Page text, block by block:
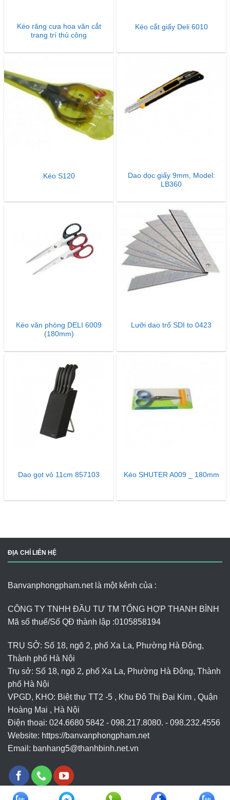
Kéo răng cưa hoa văn cắt
trang trí thủ công
Kéo cắt giấy Deli 6010
Kéo S120
Dao dọc giấy 9mm, Model:
LB360
Kéo văn phòng DELI 6009
(180mm)
Lưỡi dao trổ SDI to 0423
Dao gọt vỏ 11cm 857103 Kéo SHUTER A009 _ 180mm
ĐỊA CHỈ LIÊN HỆ
Banvanphongpham.net là một kênh của :
CÔNG TY TNHH ĐẦU TƯ TM TỔNG HỢP THANH BÌNH
Mã số thuế/Số QĐ thành lập :0105858194
TRỤ SỞ: Số 18, ngõ 2, phố Xa La, Phường Hà Đông,
Thành phố Hà Nội
Trụ sở: Số 18, ngõ 2, phố Xa La, Phường Hà Đông, Thành
phố Hà Nội
VPGD, KHO: Biệt thự TT2 -5 , Khu Đô Thị Đại Kim , Quận
Hoàng Mai , Hà Nội
Điện thoại: 024.6680 5842 - 098.217.8080. - 098.232.4556
Website: https://banvanphongpham.net
Email: banhang5@thanhbinh.net.vn